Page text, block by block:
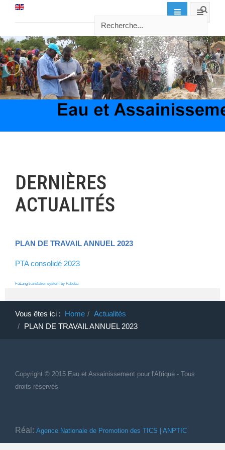
DERNIÈRES
ACTUALITÉS
PLAN DE TRAVAIL ANNUEL 2023
PTA consolidé 2023
FaLang translation system by Faboba
Vous êtes ici : Home
Actualités
PLAN DE TRAVAIL ANNUEL 2023
Copyright © 2015 Eau et Assainissement pour l'Afrique - Tous
droits réservés
Réal: Agence Nationale de Promotion des TICS | ANPTIC